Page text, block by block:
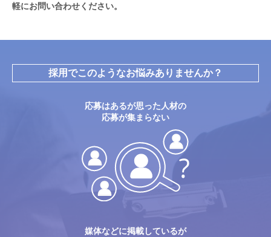
軽にお問い合わせください。
採用でこのようなお悩みありませんか？
応募はあるが思った人材の
応募が集まらない
媒体などに掲載しているが